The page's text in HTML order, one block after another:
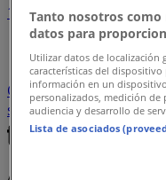
1
Hiper-
Teddy
Otthon, kert és
szolgáltatások
Tanto nosotros
datos para
Utilizar datos de localización
características del
información en un
personalizados, medición
audiencia y desarrollo de
Lista de asociados